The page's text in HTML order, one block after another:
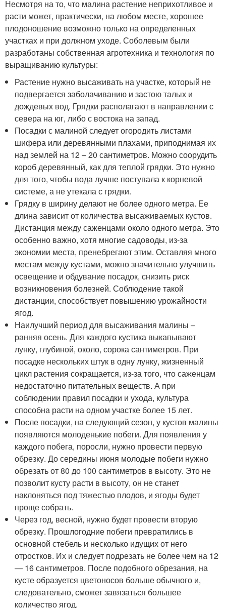
Несмотря на то, что малина растение неприхотливое и
расти может, практически, на любом месте, хорошее
плодоношение возможно только на определенных
участках и при должном уходе. Соболевым были
разработаны собственная агротехника и технология по
выращиванию культуры:
Растение нужно высаживать на участке, который не
подвергается заболачиванию и застою талых и
дождевых вод. Грядки располагают в направлении с
севера на юг, либо с востока на запад.
Посадки с малиной следует огородить листами
шифера или деревянными плахами, приподнимая их
над землей на 12 – 20 сантиметров. Можно соорудить
короб деревянный, как для теплой грядки. Это нужно
для того, чтобы вода лучше поступала к корневой
системе, а не утекала с грядки.
Грядку в ширину делают не более одного метра. Ее
длина зависит от количества высаживаемых кустов.
Дистанция между саженцами около одного метра. Это
особенно важно, хотя многие садоводы, из-за
экономии места, пренебрегают этим. Оставляя много
местам между кустами, можно значительно улучшить
освещение и обдувание посадок, снизить риск
возникновения болезней. Соблюдение такой
дистанции, способствует повышению урожайности
ягод.
Наилучший период для высаживания малины –
ранняя осень. Для каждого кустика выкапывают
лунку, глубиной, около, сорока сантиметров. При
посадке нескольких штук в одну лунку, жизненный
цикл растения сокращается, из-за того, что саженцам
недостаточно питательных веществ. А при
соблюдении правил посадки и ухода, культура
способна расти на одном участке более 15 лет.
После посадки, на следующий сезон, у кустов малины
появляются молоденькие побеги. Для появления у
каждого побега, поросли, нужно провести первую
обрезку. До середины июня молодые побеги нужно
обрезать от 80 до 100 сантиметров в высоту. Это не
позволит кусту расти в высоту, он не станет
наклоняться под тяжестью плодов, и ягоды будет
проще собрать.
Через год, весной, нужно будет провести вторую
обрезку. Прошлогодние побеги превратились в
основной стебель и несколько идущих от него
отростков. Их и следует подрезать не более чем на 12
— 16 сантиметров. После подобного обрезания, на
кусте образуется цветоносов больше обычного и,
следовательно, сможет завязаться большее
количество ягод.